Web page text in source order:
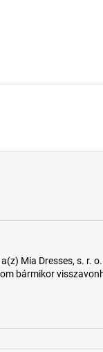
Mia Dresses, s. r.
bármikor